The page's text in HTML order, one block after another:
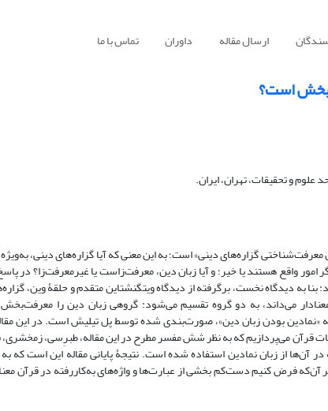
ارسال مقاله داوران تماس با ما
است؟
علوم و تحقیقات، تهران، ایران.
گزاره‌های دینی» است؛ به این معنی که آیا گزاره‌های دینی،
واقع هستند یا خیر؛ و آیا زبان دین، معرفت‌زاست یا غیرمعرفت‌زا؟ در
به دیدگاه نخست، برگرفته از دیدگاه ویتگنشتاین متقدم و حلقۀ وین،
می‌داند، به دو گروه تقسیم می‌شود: گروهی زبان دین را
«نمادین بودن زبان دین»، صورت‌بندی شده توسط پل تیلیش است. در این
قرآن می‌پردازیم که به نظر شش مفسر مطرح در این مقاله، طبرِسی، زمخشری،
آن‌ها از زبان نمادین استفاده شده است. نتیجۀ پایانی مقاله این است که
فرض کنیم دست‌کم بخشی از عبارت‌ها و واژه‌های به‌کاررفته در قرآن